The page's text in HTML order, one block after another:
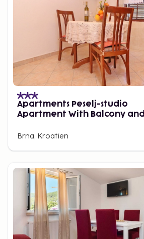
Apartments Peselj-studio
Apartment With Balcony and
Brna, Kroatien